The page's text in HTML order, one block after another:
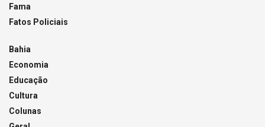
Fama
Fatos Policiais
Bahia
Economia
Educação
Cultura
Colunas